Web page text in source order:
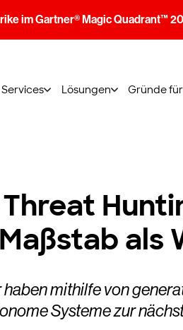
im Gartner® Magic Quadrant™
Services Lösungen Gründe
als
mithilfe von
Systeme zur